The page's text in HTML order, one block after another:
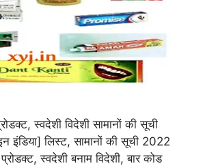
स्वदेशी विदेशी सामानों की सूची
इंडिया] लिस्ट, सामानों की सूची 2022
स्वदेशी बनाम विदेशी, बार कोड